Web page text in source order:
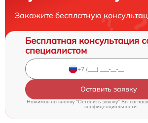
Закажите бесплатную
Бесплатная консультация
специалистом
Оставить заявку
Нажимая на кнопку "Оставить заявку" Вы
конфиденциальности